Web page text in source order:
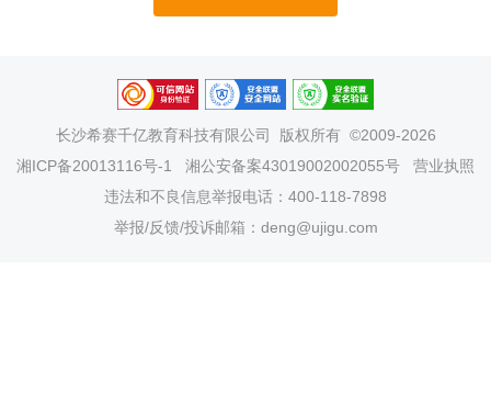
长沙希赛千亿教育科技有限公司
版权所有 ©2009-2026
湘ICP备20013116号-1
湘公安备案43019002002055号
营业执照
违法和不良信息举报电话：400-118-7898
举报/反馈/投诉邮箱：deng@ujigu.com